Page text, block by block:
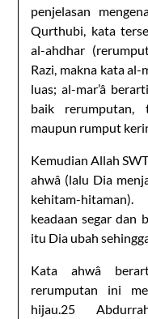
penjelasan
Qurthubi, kata
al-ahdhar
Razi, makna kata al-
luas; al-mar’â
baik rerumputan,
maupun rumput
Kemudian Allah
ahwâ (lalu Dia
kehitam-
keadaan segar dan
itu Dia ubah
Kata ahwâ
rerumputan ini
hijau.25